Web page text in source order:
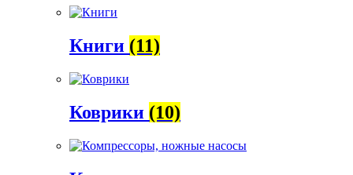
Книги (11)
Коврики (10)